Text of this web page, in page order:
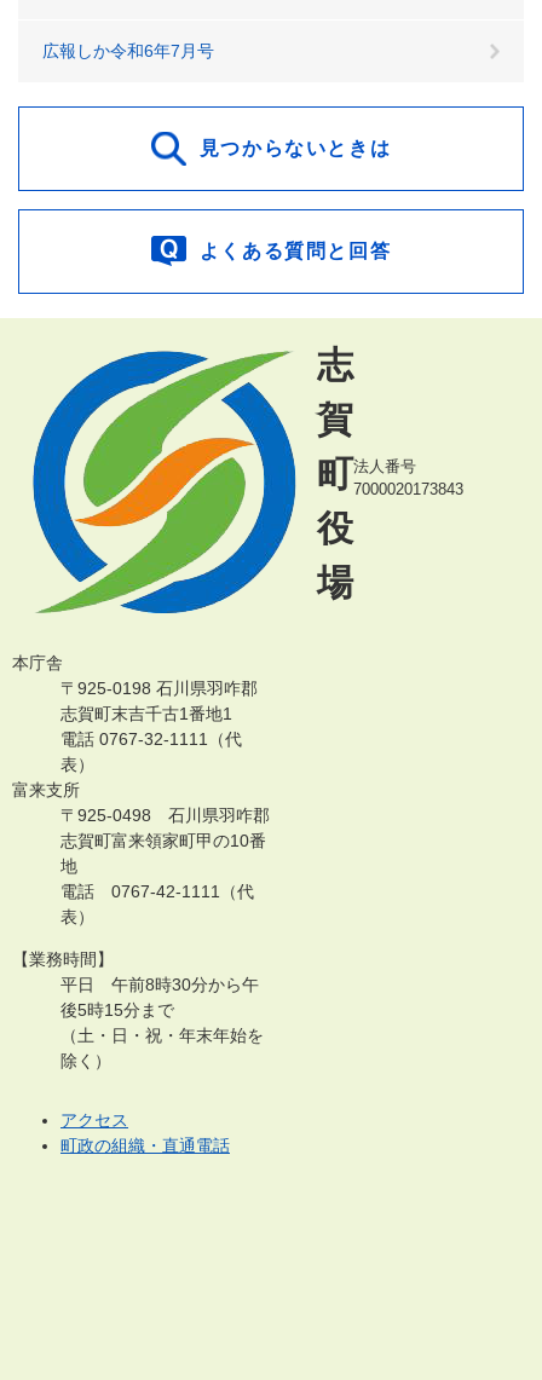
広報しか令和6年7月号
見つからないときは
よくある質問と回答
志
賀
町
役
場
法人番号
7000020173843
本庁舎
〒925-0198 石川県羽咋郡
志賀町末吉千古1番地1
電話 0767-32-1111（代
表）
富来支所
〒925-0498 石川県羽咋郡
志賀町富来領家町甲の10番
地
電話 0767-42-1111（代
表）
【業務時間】
平日 午前8時30分から午
後5時15分まで
（土・日・祝・年末年始を
除く）
アクセス
町政の組織・直通電話